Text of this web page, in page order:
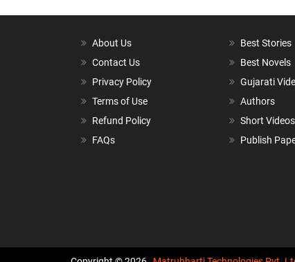
About Us
Contact Us
Privacy Policy
Terms of Use
Refund Policy
FAQs
Best Stories
Best Novels
Gujarati
Authors
Short Videos
Publish